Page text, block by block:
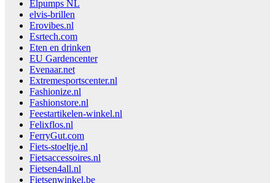
Elpumps NL
elvis-brillen
Erovibes.nl
Esrtech.com
Eten en drinken
EU Gardencenter
Evenaar.net
Extremesportscenter.nl
Fashionize.nl
Fashionstore.nl
Feestartikelen-winkel.nl
Felixflos.nl
FerryGut.com
Fiets-stoeltje.nl
Fietsaccessoires.nl
Fietsen4all.nl
Fietsenwinkel.be